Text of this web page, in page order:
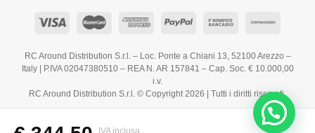
IVA inclusa
RC Around Distribution S.r.l. – Loc. Ponte a Chiani 13, 52100 Arezzo –
Italy | P.IVA 02047380510 – REA N. AR 157841 – Cap. Soc. € 10.000,00
i.v.
RC Around Distribution S.r.l. © Copyright 2026 | Tutti i diritti riservati.